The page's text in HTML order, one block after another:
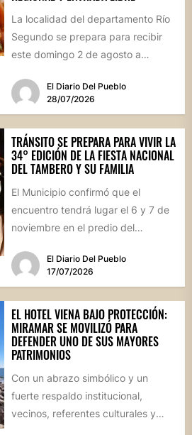
La localidad del departamento Río
Segundo se prepara para recibir
este domingo 2 de agosto a
El Diario Del Pueblo
28/07/2026
TRÁNSITO SE PREPARA PARA VIVIR LA
34° EDICIÓN DE LA FIESTA NACIONAL
DEL TAMBERO Y SU FAMILIA
El Municipio confirmó que el
encuentro tendrá lugar el 6 y 7 de
noviembre en el predio del
El Diario Del Pueblo
17/07/2026
EL HOTEL VIENA BAJO PROTECCIÓN:
MIRAMAR SE MOVILIZÓ PARA
DEFENDER UNO DE SUS MAYORES
PATRIMONIOS
Con un abrazo simbólico y un
fuerte respaldo institucional,
vecinos, referentes culturales y